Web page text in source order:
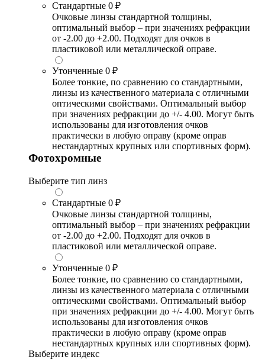
Стандартные 0 ₽
Очковые линзы стандартной толщины,
оптимальный выбор – при значениях рефракции
от -2.00 до +2.00. Подходят для очков в
пластиковой или металлической оправе.
Утонченные 0 ₽
Более тонкие, по сравнению со стандартными,
линзы из качественного материала с отличными
оптическими свойствами. Оптимальный выбор
при значениях рефракции до +/- 4.00. Могут быть
использованы для изготовления очков
практически в любую оправу (кроме оправ
нестандартных крупных или спортивных форм).
Фотохромные
Выберите тип линз
Стандартные 0 ₽
Очковые линзы стандартной толщины,
оптимальный выбор – при значениях рефракции
от -2.00 до +2.00. Подходят для очков в
пластиковой или металлической оправе.
Утонченные 0 ₽
Более тонкие, по сравнению со стандартными,
линзы из качественного материала с отличными
оптическими свойствами. Оптимальный выбор
при значениях рефракции до +/- 4.00. Могут быть
использованы для изготовления очков
практически в любую оправу (кроме оправ
нестандартных крупных или спортивных форм).
Выберите индекс